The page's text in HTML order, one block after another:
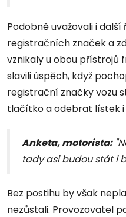
Podobně uvažovali i
registračních značek a
vznikaly u obou přístrojů
slavili úspěch, když
registrační značky vozu
tlačítko a odebrat lístek i
Anketa, motorista:
tady asi budou stát i
Bez postihu by však
nezůstali. Provozovatel